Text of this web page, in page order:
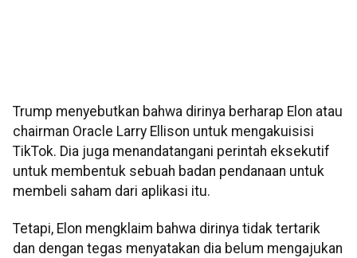
Trump menyebutkan bahwa dirinya berharap Elon atau
chairman Oracle Larry Ellison untuk mengakuisisi
TikTok. Dia juga menandatangani perintah eksekutif
untuk membentuk sebuah badan pendanaan untuk
membeli saham dari aplikasi itu.
Tetapi, Elon mengklaim bahwa dirinya tidak tertarik
dan dengan tegas menyatakan dia belum mengajukan